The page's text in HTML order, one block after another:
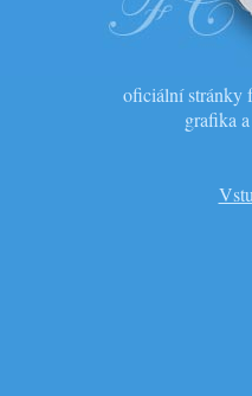
oficiální stránky
grafika